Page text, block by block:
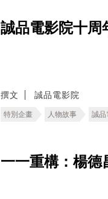
誠品電影院十周
撰文 誠品電影院
特別企畫 人物故事 誠品
一一重構：楊德